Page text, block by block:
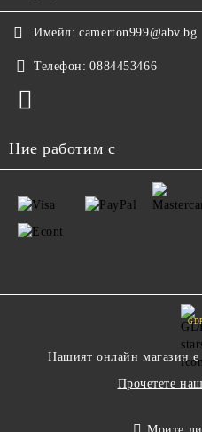
Имейл: camerton999@abv.bg
Телефон: 0884453466
Ние работим с
Нашият онлайн магазин е
Прочетете